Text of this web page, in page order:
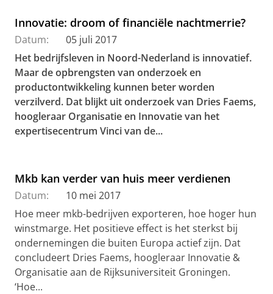
Innovatie: droom of financiële nachtmerrie?
Datum:
05 juli 2017
Het bedrijfsleven in Noord-Nederland is innovatief.
Maar de opbrengsten van onderzoek en
productontwikkeling kunnen beter worden
verzilverd. Dat blijkt uit onderzoek van Dries Faems,
hoogleraar Organisatie en Innovatie van het
expertisecentrum Vinci van de...
Mkb kan verder van huis meer verdienen
Datum:
10 mei 2017
Hoe meer mkb-bedrijven exporteren, hoe hoger hun
winstmarge. Het positieve effect is het sterkst bij
ondernemingen die buiten Europa actief zijn. Dat
concludeert Dries Faems, hoogleraar Innovatie &
Organisatie aan de Rijksuniversiteit Groningen.
‘Hoe...